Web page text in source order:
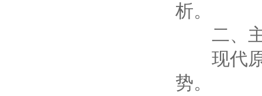
析。
二、主
现代原
势。